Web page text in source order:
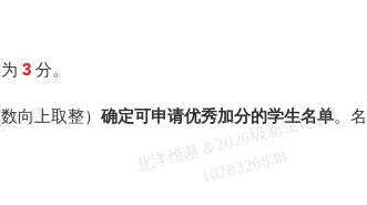
3 分。
向上取整） 确定可申请优秀加分的学生名单。
北
洋
维
基
＆
2
0
2
6
级
新
生
Q
Q
群
1
0
2
8
2
2
6
8
3
8